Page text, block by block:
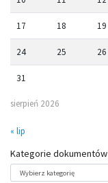
sierpień 2026
17 18 19
24 25 26
31
« lip
Kategorie dokumentów
dokumentów